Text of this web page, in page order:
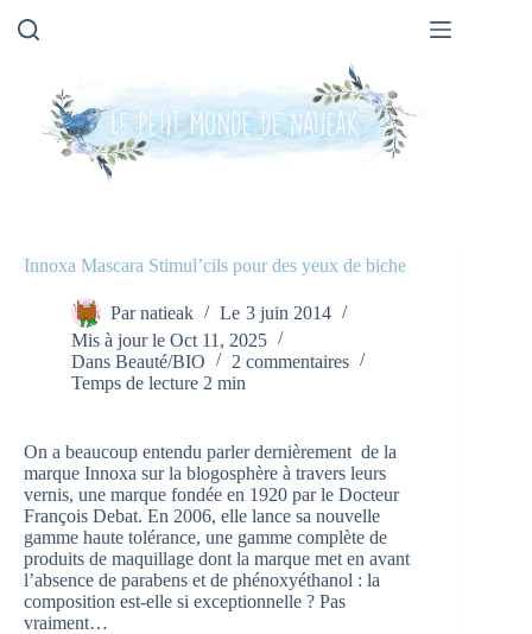
Innoxa Mascara Stimul’cils pour des yeux de biche
Par natieak Le 3 juin 2014
Mis à jour le Oct 11, 2025
Dans Beauté/BIO
2 commentaires
Temps de lecture 2 min
On a beaucoup entendu parler dernièrement de la
marque Innoxa sur la blogosphère à travers leurs
vernis, une marque fondée en 1920 par le Docteur
François Debat. En 2006, elle lance sa nouvelle
gamme haute tolérance, une gamme complète de
produits de maquillage dont la marque met en avant
l’absence de parabens et de phénoxyéthanol : la
composition est-elle si exceptionnelle ? Pas
vraiment…